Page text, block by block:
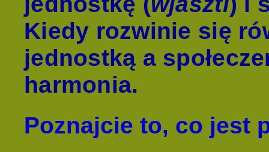
Kiedy rozwinie się
jednostką a
harmonia.
Poznajcie to, co jest